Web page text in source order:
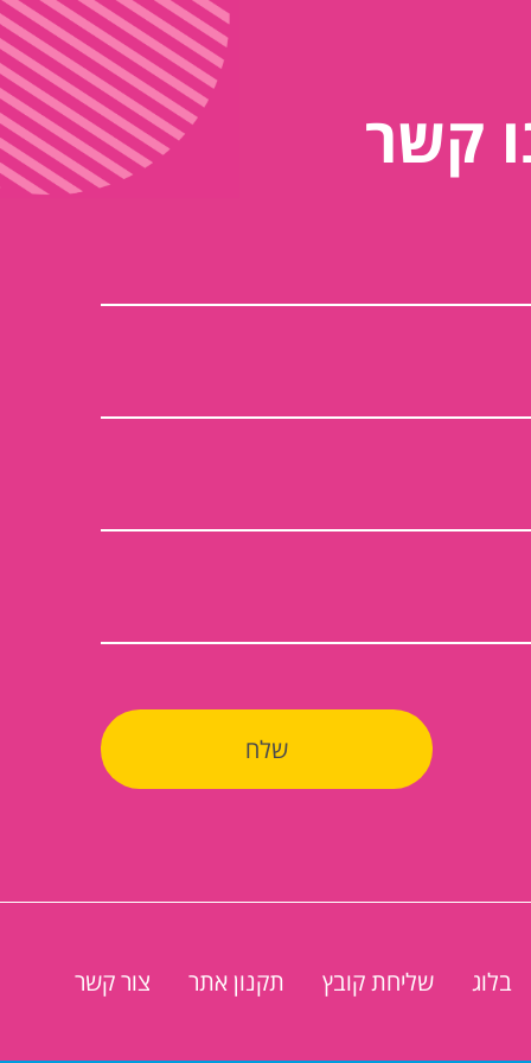
קשר
בלוג שליחת קובץ תקנון אתר צור קשר